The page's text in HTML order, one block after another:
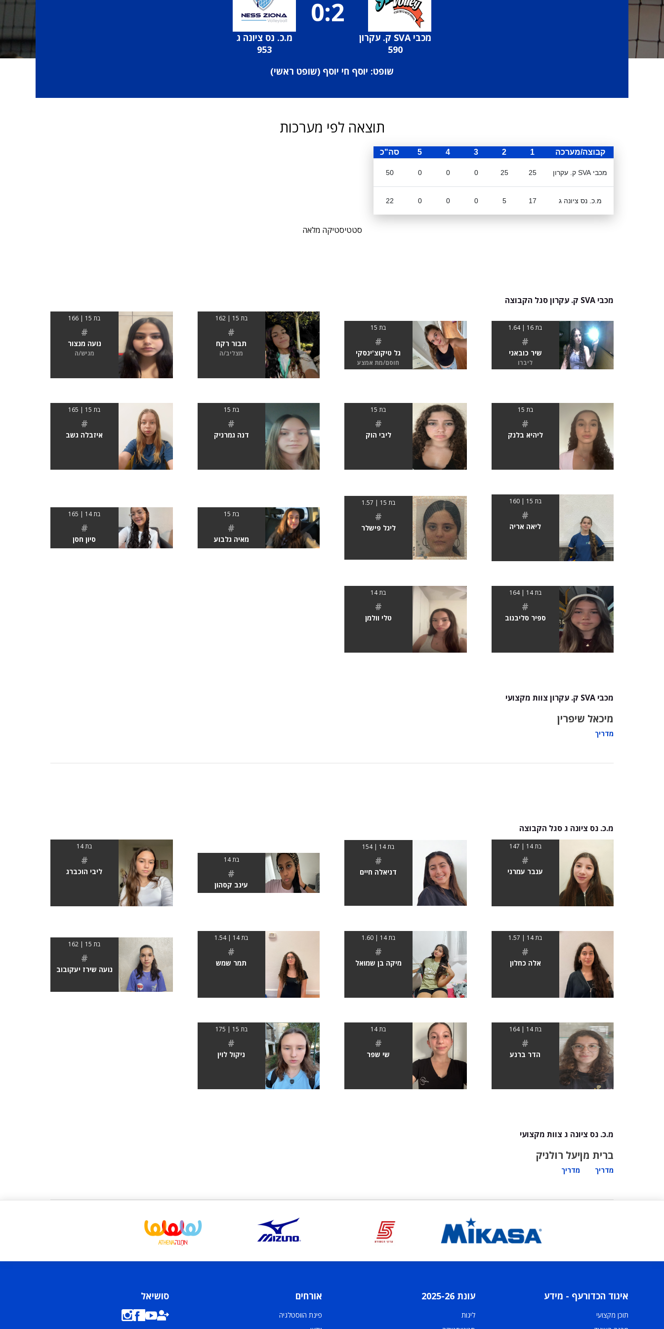
מכבי SVA ק. עקרון
590
0:2
מ.כ. נס ציונה ג
953
שופט: יוסף חי יוסף (שופט ראשי)
תוצאה לפי מערכות
קבוצה/מערכה 1
2
3
4
5 סה"כ
מכבי SVA ק. עקרון 25
25
0
0
0
50
מ.כ. נס ציונה ג 17
5
0
0
0
22
סטטיסטיקה מלאה
מכבי SVA ק. עקרון סגל הקבוצה
בת 16 | 1.64
#
שיר כובאני
ליברו
בת 15
#
גל טיקוצ'ינסקי
חוסם/מת אמצע
בת 15 | 162
#
תבור רקח
מצליב/ה
בת 15 | 166
#
נועה מנצור
מגיש/ה
בת 15
#
ליהיא בלנק
בת 15
#
ליבי הוק
בת 15
#
דנה גמרניק
בת 15 | 165
#
איזבלה גשב
בת 15 | 160
#
ליאה אריה
בת 15 | 1.57
#
ליגל פישלר
בת 15
#
מאיה גלבוע
בת 14 | 165
#
סיון חסן
בת 14 | 164
#
ספיר סליבנוב
בת 14
#
טלי וולמן
מכבי SVA ק. עקרון צוות מקצועי
מיכאל שיפרין
מדריך
מ.כ. נס ציונה ג סגל הקבוצה
בת 14 | 147
#
ענבר עמרני
בת 14 | 154
#
דניאלה חיים
בת 14
#
עינב קסהון
בת 14
#
ליבי הוכברג
בת 14 | 1.57
#
אלה כחלון
בת 14 | 1.60
#
מיקה בן שמואל
בת 14 | 1.54
#
תמר שמש
בת 15 | 162
#
נועה שירז יעקובוב
בת 14 | 164
#
הדר ברנע
בת 14
#
שי שפר
בת 15 | 175
#
ניקול לוין
מ.כ. נס ציונה ג צוות מקצועי
ברית מן
מדריך
יעל רולניק
מדריך
איגוד הכדורעף - מידע
תוכן מקצועי
עונת 2025-26
ליגות
אורחים
פינת הווסטלגיה
סושיאל